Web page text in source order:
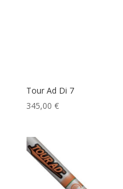
Tour Ad Di 7
345,00 €